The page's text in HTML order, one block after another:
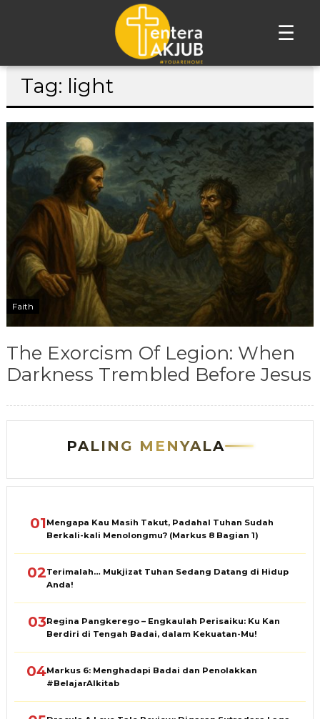
☰
Lompat
Tag: light
Faith
The Exorcism Of Legion: When
Darkness Trembled Before Jesus
PALING MENYALA
01Mengapa Kau Masih Takut, Padahal Tuhan Sudah
Berkali-kali Menolongmu? (Markus 8 Bagian 1)
02Terimalah… Mukjizat Tuhan Sedang Datang di Hidup
Anda!
03Regina Pangkerego – Engkaulah Perisaiku: Ku Kan
Berdiri di Tengah Badai, dalam Kekuatan-Mu!
04Markus 6: Menghadapi Badai dan Penolakkan
#BelajarAlkitab